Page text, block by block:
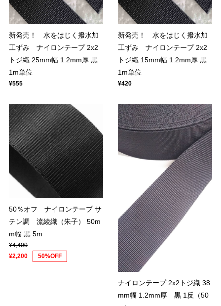
新発売！ 水をはじく撥水加
工ずみ ナイロンテープ 2x2
トジ織 25mm幅 1.2mm厚 黒
1m単位
¥555
新発売！ 水をはじく撥水加
工ずみ ナイロンテープ 2x2
トジ織 15mm幅 1.2mm厚 黒
1m単位
¥420
50％オフ ナイロンテープ サ
テン調 流綾織（朱子） 50m
m幅 黒 5m
¥4,400
¥2,200
50%OFF
ナイロンテープ 2x2トジ織 38
mm幅 1.2mm厚 黒 1反（50